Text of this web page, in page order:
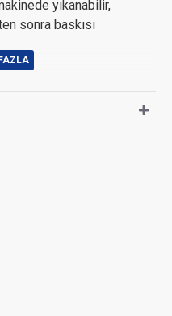
yıkanabilir,
sonra baskısı